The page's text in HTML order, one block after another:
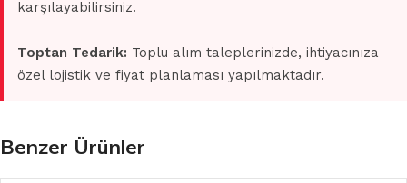
karşılayabilirsiniz.
Toptan Tedarik: Toplu alım taleplerinizde, ihtiyacınıza
özel lojistik ve fiyat planlaması yapılmaktadır.
Benzer Ürünler